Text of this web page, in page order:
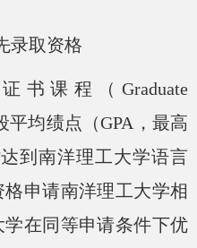
录取资格
书课程（ Graduate
平均绩点（GPA，最高
到南洋理工大学语言
申请南洋理工大学相
在同等申请条件下优